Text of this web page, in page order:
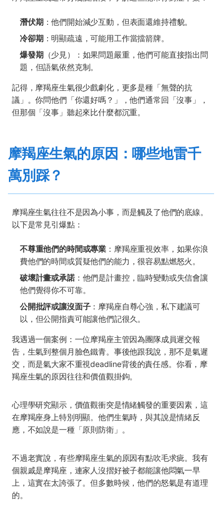
潛伏期：他們開始減少互動，但表面還維持禮貌。
冷卻期：明顯疏遠，可能用工作當擋箭牌。
爆發期（少見）：如果問題嚴重，他們可能直接指出問
題，但語氣依然克制。
記得，摩羯座生氣很少戲劇化，更多是種「無聲的抗
議」。你問他們「你還好嗎？」，他們通常回「沒事」，
但那個「沒事」聽起來比什麼都沉重。
摩羯座生氣的原因：哪些地雷千
萬別踩？
摩羯座生氣往往不是因為小事，而是觸及了他們的底線。
以下是常見引爆點：
不尊重他們的時間或專業 ：摩羯座重視效率，如果你浪
費他們的時間或質疑他們的能力，很容易點燃怒火。
破壞計畫或承諾：他們是計畫控，臨時變動或失信會讓
他們覺得你不可靠。
公開批評或讓沒面子：摩羯座自尊心強，私下建議可
以，但公開指責可能讓他們記很久。
我遇過一個案例：一位摩羯座主管因為團隊成員遲交報
告，生氣到整個月臉色鐵青。事後他跟我說，那不是氣遲
交，而是氣大家不重視deadline背後的責任感。你看，摩
羯座生氣的原因往往和價值觀掛鉤。
心理學研究顯示，價值觀衝突是情緒觸發的重要因素，這
在摩羯座身上特別明顯。他們生氣時，與其說是情緒反
應，不如說是一種「原則防衛」。
不過老實說，有些摩羯座生氣的原因有點吹毛求疵。我有
個親戚是摩羯座，連家人沒摺好被子都能讓他悶氣一早
上，這實在太誇張了。但多數時候，他們的怒氣是有道理
的。